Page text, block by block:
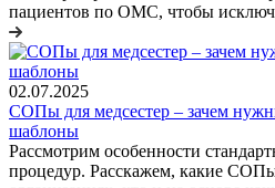
пациентов по ОМС, чтобы
02.07.2025
СОПы для медсестер – зачем
шаблоны
Рассмотрим особенности
процедур. Расскажем, какие